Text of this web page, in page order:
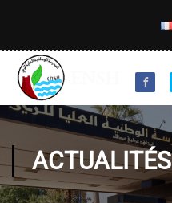
ACTUALITÉS